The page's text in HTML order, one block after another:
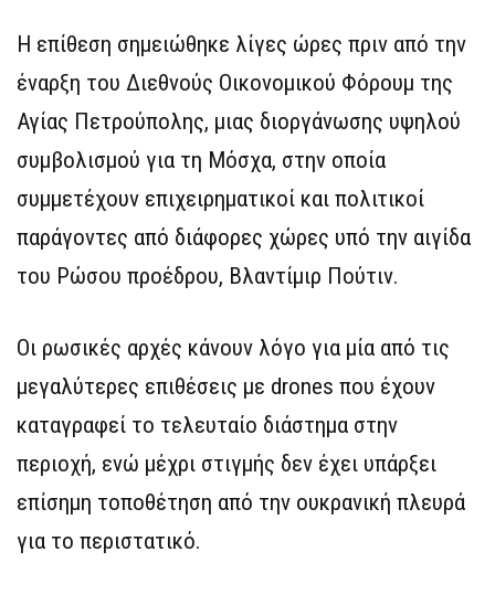
Η επίθεση σημειώθηκε λίγες ώρες πριν από την
έναρξη του Διεθνούς Οικονομικού Φόρουμ της
Αγίας Πετρούπολης, μιας διοργάνωσης υψηλού
συμβολισμού για τη Μόσχα, στην οποία
συμμετέχουν επιχειρηματικοί και πολιτικοί
παράγοντες από διάφορες χώρες υπό την αιγίδα
του Ρώσου προέδρου, Βλαντίμιρ Πούτιν.
Οι ρωσικές αρχές κάνουν λόγο για μία από τις
μεγαλύτερες επιθέσεις με drones που έχουν
καταγραφεί το τελευταίο διάστημα στην
περιοχή, ενώ μέχρι στιγμής δεν έχει υπάρξει
επίσημη τοποθέτηση από την ουκρανική πλευρά
για το περιστατικό.